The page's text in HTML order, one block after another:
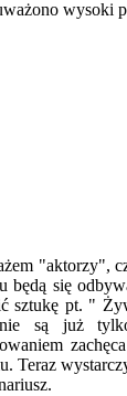
wysoki
"aktorzy",
będą się
sztukę pt. "
są już tylko
Teraz